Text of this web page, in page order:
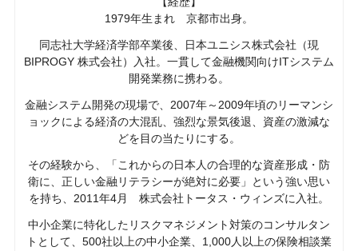
1979年生まれ 京都市出身。
同志社大学経済学部卒業後、日本ユニシス株式会社（現
BIPROGY 株式会社）入社。一貫して金融機関向けITシステム
開発業務に携わる。
金融システム開発の現場で、2007年～2009年頃のリーマンシ
ョックによる経済の大混乱、強烈な景気後退、資産の激減な
どを目の当たりにする。
その経験から、「これからの日本人の合理的な資産形成・防
衛に、正しい金融リテラシーが絶対に必要」という強い思い
を持ち、2011年4月 株式会社トータス・ウィンズに入社。
中小企業に特化したリスクマネジメント対策のコンサルタン
トとして、500社以上の中小企業、1,000人以上の保険相談業